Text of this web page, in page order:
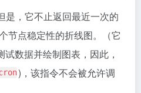
是，它不止返回最近一次的
节点稳定性的折线图。（它
数据并绘制图表，因此，
)，该指令不会被允许调